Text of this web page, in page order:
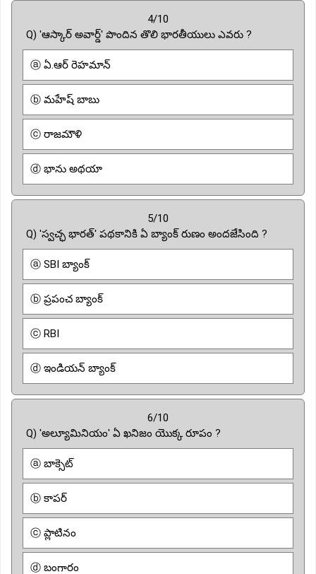
4/10
Q) 'ఆస్కార్ అవార్డ్' పొందిన తొలి భారతీయులు ఎవరు ?
ⓐ ఏ.ఆర్ రెహమాన్
ⓑ మహేష్ బాబు
ⓒ రాజమౌళి
ⓓ భాను అథయా
5/10
Q) 'స్వచ్ఛ భారత్' పథకానికి ఏ బ్యాంక్ రుణం అందజేసింది ?
ⓐ SBI బ్యాంక్
ⓑ ప్రపంచ బ్యాంక్
ⓒ RBI
ⓓ ఇండియన్ బ్యాంక్
6/10
Q) 'అల్యూమినియం' ఏ ఖనిజం యొక్క రూపం ?
ⓐ బాక్సెట్
ⓑ కాపర్
ⓒ ప్లాటినం
ⓓ బంగారం